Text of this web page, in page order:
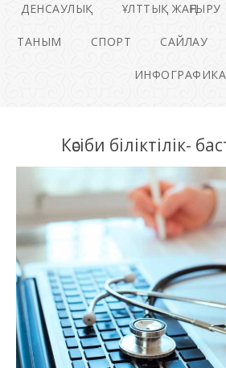
ДЕНСАУЛЫҚ ҰЛТТЫҚ ЖАҢҒЫРУ
ТАНЫМ СПОРТ САЙЛАУ
ИНФОГРАФИКА
Кәсіби біліктілік-